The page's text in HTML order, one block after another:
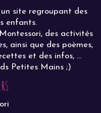
site regroupant des
enfants.
des activités
ainsi que des poèmes,
et des infos, ...
Petites Mains ;)